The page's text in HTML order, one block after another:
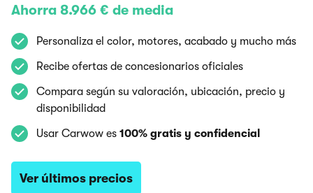
Ahorra 8.966 € de media
Personaliza el color, motores, acabado y mucho más
Recibe ofertas de concesionarios oficiales
Compara según su valoración, ubicación, precio y
disponibilidad
Usar Carwow es 100% gratis y confidencial
Ver últimos precios